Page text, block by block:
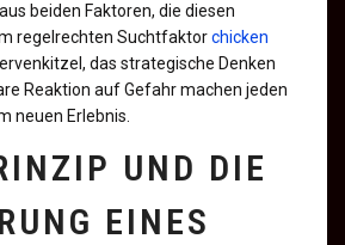
beiden Faktoren, die diesen
regelrechten Suchtfaktorchicken
das strategische Denken
Reaktion auf Gefahr machen jeden
neuen Erlebnis.
UND DIE
EINES